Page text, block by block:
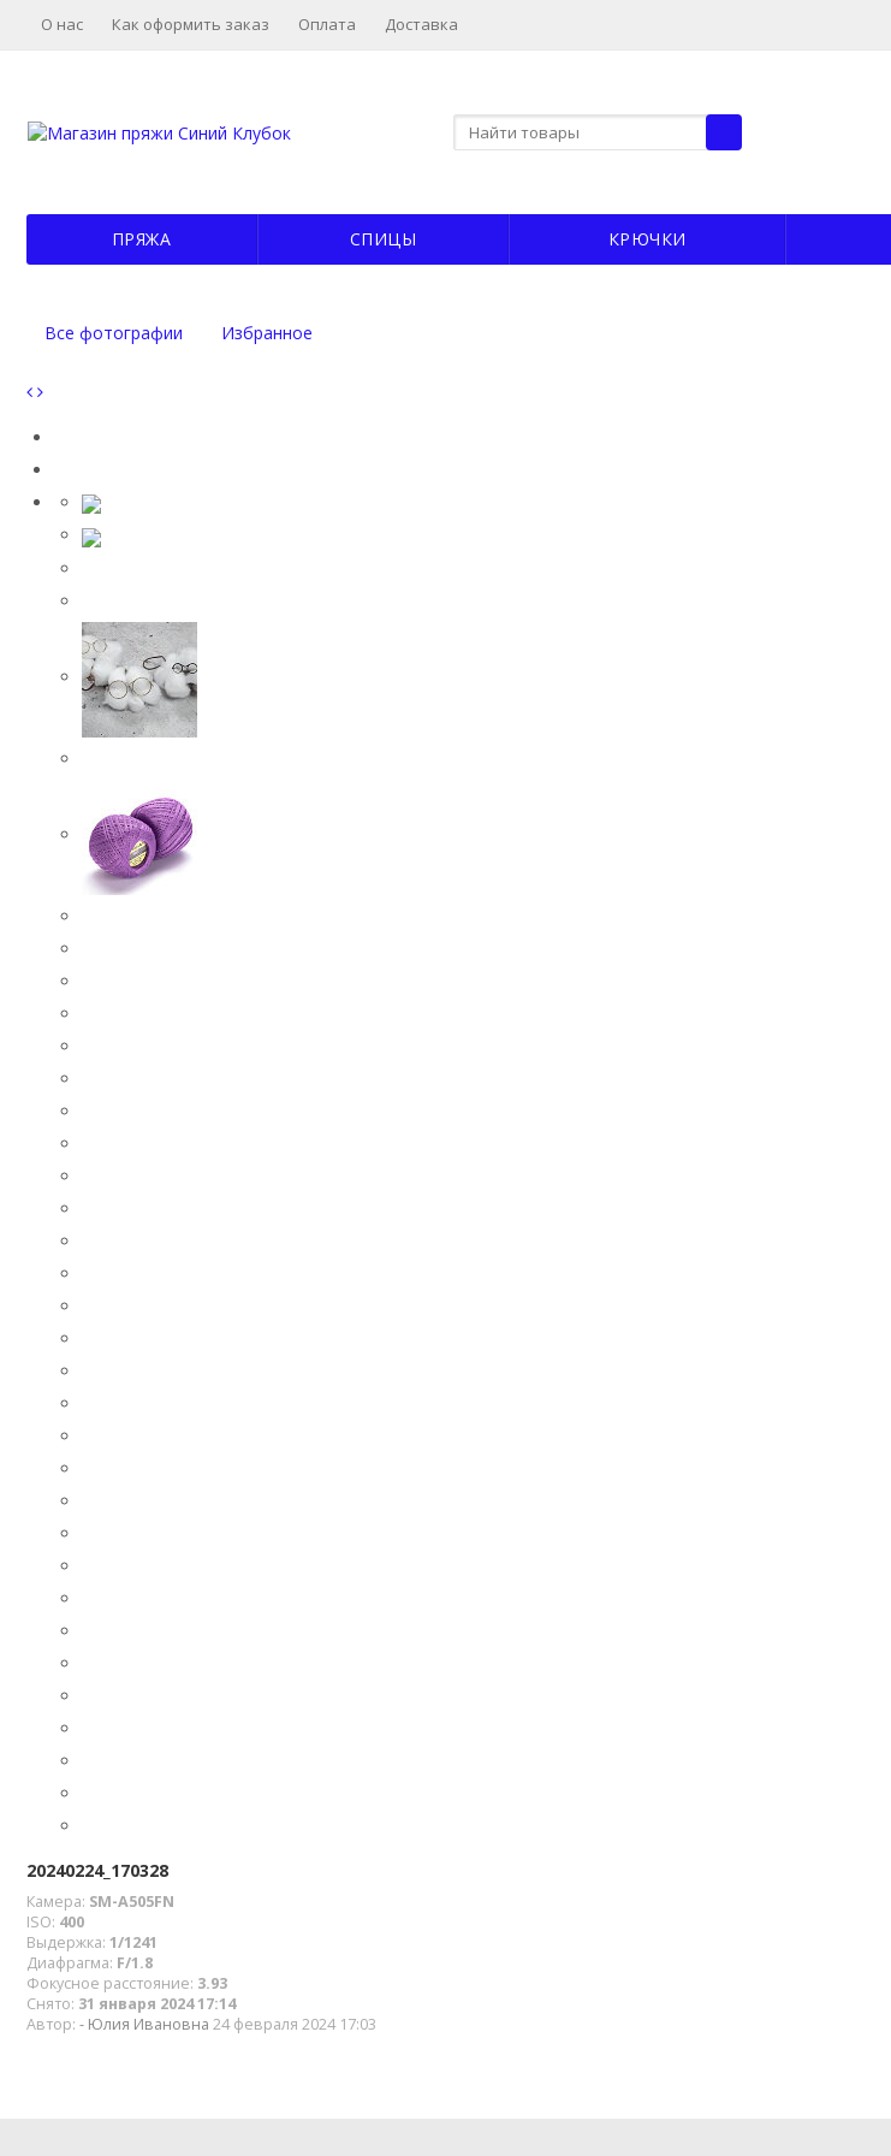
О нас Как оформить заказ Оплата Доставка
ПРЯЖА СПИЦЫ КРЮЧКИ
Все фотографии Избранное
20240224_170328
Камера: SM-A505FN
ISO: 400
Выдержка: 1/1241
Диафрагма: F/1.8
Фокусное расстояние: 3.93
Снято: 31 января 2024 17:14
Автор: - Юлия Ивановна 24 февраля 2024 17:03